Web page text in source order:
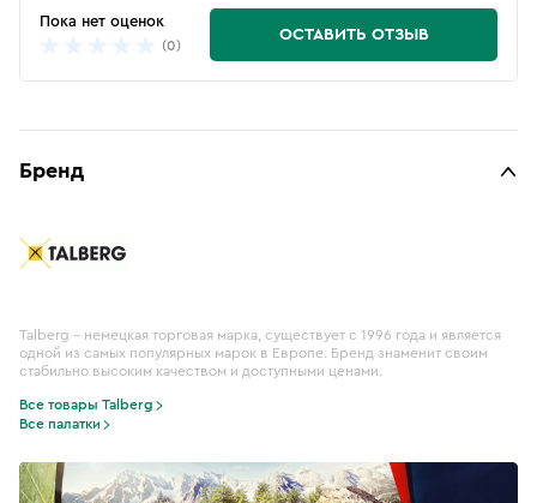
Пока нет оценок
(0)
ОСТАВИТЬ ОТЗЫВ
Бренд
Talberg – немецкая торговая марка, существует с 1996 года и является
одной из самых популярных марок в Европе. Бренд знаменит своим
стабильно высоким качеством и доступными ценами.
Все товары Talberg
Все палатки